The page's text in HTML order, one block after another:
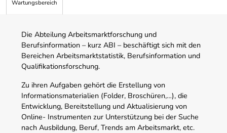
Wartungsbereich
Die Abteilung Arbeitsmarktforschung und
Berufsinformation – kurz ABI – beschäftigt sich mit den
Bereichen Arbeitsmarktstatistik, Berufsinformation und
Qualifikationsforschung.
Zu ihren Aufgaben gehört die Erstellung von
Informationsmaterialien (Folder, Broschüren,…), die
Entwicklung, Bereitstellung und Aktualisierung von
Online- Instrumenten zur Unterstützung bei der Suche
nach Ausbildung, Beruf, Trends am Arbeitsmarkt, etc.